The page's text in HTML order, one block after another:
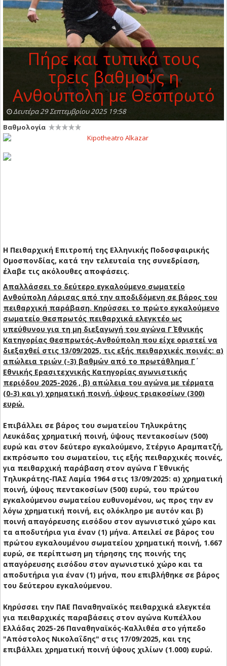
Πήρε και τυπικά τους
τρεις βαθμούς η
Ανθούπολη με Θεσπρωτό
Δευτέρα 29 Σεπτεμβρίου 2025 19:58
Βαθμολογία
Η Πειθαρχική Επιτροπή της Ελληνικής Ποδοσφαιρικής
Ομοσπονδίας, κατά την τελευταία της συνεδρίαση,
έλαβε τις ακόλουθες αποφάσεις.
Απαλλάσσει το δεύτερο εγκαλούμενο σωματείο
Ανθούπολη Λάρισας από την αποδιδόμενη σε βάρος του
πειθαρχική παράβαση. Κηρύσσει το πρώτο εγκαλούμενο
σωματείο Θεσπρωτός πειθαρχικά ελεγκτέο ως
υπεύθυνου για τη μη διεξαγωγή του αγώνα Γ΄ Εθνικής
Κατηγορίας Θεσπρωτός-Ανθούπολη που είχε οριστεί να
διεξαχθεί στις 13/09/2025, τις εξής πειθαρχικές ποινές: α)
απώλεια τριών (-3) βαθμών από το πρωτάθλημα Γ΄
Εθνικής Ερασιτεχνικής Κατηγορίας αγωνιστικής
περιόδου 2025-2026 , β) απώλεια του αγώνα με τέρματα
(0-3) και γ) χρηματική ποινή, ύψους τριακοσίων (300)
ευρώ.
Επιβάλλει σε βάρος του σωματείου Τηλυκράτης
Λευκάδας χρηματική ποινή, ύψους πεντακοσίων (500)
ευρώ και στον δεύτερο εγκαλούμενο, Στέργιο Αραμπατζή,
εκπρόσωπο του σωματείου, τις εξής πειθαρχικές ποινές,
για πειθαρχική παράβαση στον αγώνα Γ΄ Εθνικής
Τηλυκράτης-ΠΑΣ Λαμία 1964 στις 13/09/2025: α) χρηματική
ποινή, ύψους πεντακοσίων (500) ευρώ, του πρώτου
εγκαλούμενου σωματείου ευθυνομένου, ως προς την εν
λόγω χρηματική ποινή, εις ολόκληρο με αυτόν και β)
ποινή απαγόρευσης εισόδου στον αγωνιστικό χώρο και
τα αποδυτήρια για έναν (1) μήνα. Απειλεί σε βάρος του
πρώτου εγκαλουμένου σωματείου χρηματική ποινή, 1.667
ευρώ, σε περίπτωση μη τήρησης της ποινής της
απαγόρευσης εισόδου στον αγωνιστικό χώρο και τα
αποδυτήρια για έναν (1) μήνα, που επιβλήθηκε σε βάρος
του δεύτερου εγκαλούμενου.
Κηρύσσει την ΠΑΕ Παναθηναϊκός πειθαρχικά ελεγκτέα
για πειθαρχικές παραβάσεις στον αγώνα Κυπέλλου
Ελλάδας 2025-26 Παναθηναϊκός-Καλλιθέα στο γήπεδο
"Απόστολος Νικολαΐδης" στις 17/09/2025, και της
επιβάλλει χρηματική ποινή ύψους χιλίων (1.000) ευρώ.